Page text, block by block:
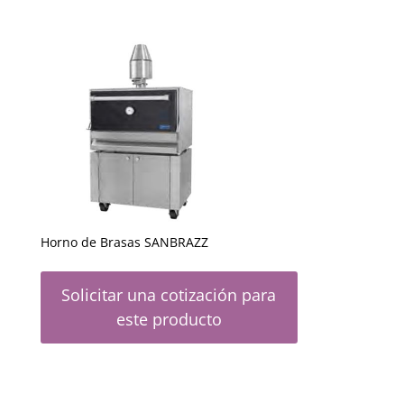
Horno de Brasas SANBRAZZ
Solicitar una cotización para
este producto